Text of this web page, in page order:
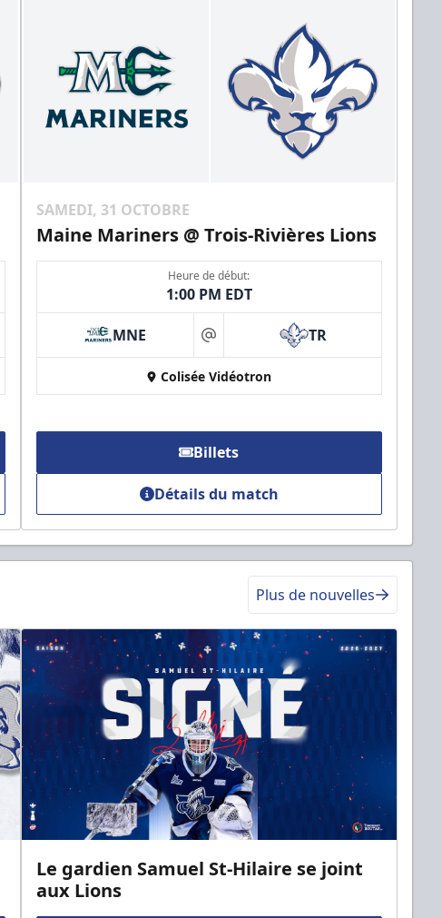
SAMEDI, 31 OCTOBRE
Maine Mariners @ Trois-Rivières Lions
Heure de début:
1:00 PM EDT
MNE at TR
Colisée Vidéotron
Billets
Détails du match
Plus de nouvelles
Le gardien Samuel St-Hilaire se joint
aux Lions